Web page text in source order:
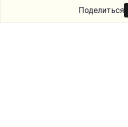
Поделиться